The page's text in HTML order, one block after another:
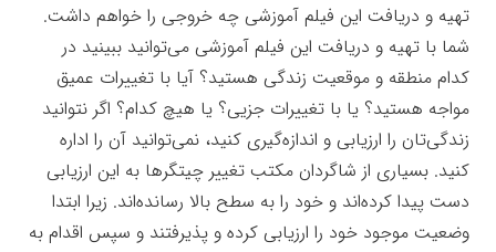
تهیه و دریافت این فیلم آموزشی چه خروجی را خواهم داشت.
شما با تهیه و دریافت این فیلم آموزشی می‌توانید ببینید در
کدام منطقه و موقعیت زندگی هستید؟ آیا با تغییرات عمیق
مواجه‌ هستید؟ یا با تغییرات جزیی؟ یا هیچ‌ کدام؟ اگر نتوانید
زندگی‌تان را ارزیابی و اندازه‌گیری کنید، نمی‌توانید آن را اداره
کنید. بسیاری از شاگردان مکتب تغییر چیتگرها به این ارزیابی
دست پیدا کرده‌اند و خود را به سطح بالا رسانده‌اند. زیرا ابتدا
وضعیت موجود خود را ارزیابی کرده و پذیرفتند و سپس اقدام به